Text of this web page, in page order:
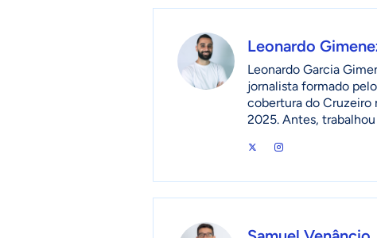
Leonardo
Leonardo Garcia
jornalista formado
cobertura do Cruzeiro
2025. Antes,